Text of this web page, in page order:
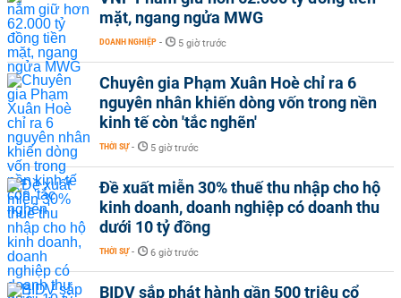
mặt, ngang ngửa MWG
DOANH NGHIỆP - 5 giờ trước
Chuyên gia Phạm Xuân Hoè chỉ ra 6
nguyên nhân khiến dòng vốn trong nền
kinh tế còn 'tắc nghẽn'
THỜI SỰ - 5 giờ trước
Đề xuất miễn 30% thuế thu nhập cho hộ
kinh doanh, doanh nghiệp có doanh thu
dưới 10 tỷ đồng
THỜI SỰ - 6 giờ trước
BIDV sắp phát hành gần 500 triệu cổ